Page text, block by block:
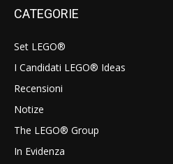
CATEGORIE
Set LEGO®
I Candidati LEGO® Ideas
Recensioni
Notize
The LEGO® Group
In Evidenza